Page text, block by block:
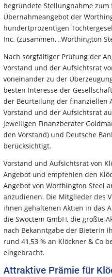
begründete Stellungnahme
Übernahmeangebot der
hundertprozentigen
Inc. (zusammen, „Worthington
Nach sorgfältiger Prüfung der
Vorstand und der Aufsichtsrat
voneinander zu der
besten Interesse der
der Beurteilung der finanziellen
Vorstand und der Aufsichtsrat
jeweiligen Finanzberater
den Vorstand) und Deutsche
berücksichtigt.
Vorstand und Aufsichtsrat von
Angebot und empfehlen den
Angebot von Worthington Steel
anzudienen. Die Mitglieder des
ihnen gehaltenen Aktien in das
die Swoctem GmbH, die größte
nach Bekanntgabe der Bieterin
rund 41,53 % an Klöckner & Co
eingebracht.
Attraktive Prämie für